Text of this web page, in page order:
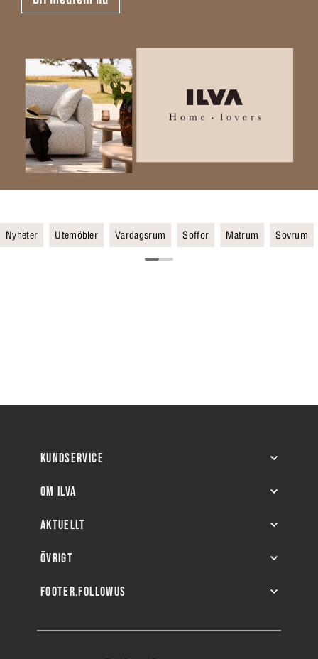
Nyheter Utemöbler Vardagsrum Soffor Matrum Sovrum
KUNDSERVICE
OM ILVA
AKTUELLT
ÖVRIGT
FOOTER.FOLLOWUS